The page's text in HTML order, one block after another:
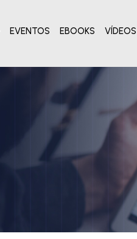
EVENTOS EBOOKS VÍDEOS